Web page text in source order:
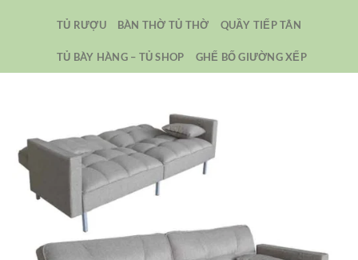
TỦ RƯỢU BÀN THỜ TỦ THỜ QUẦY TIẾP TÂN
TỦ BÀY HÀNG – TỦ SHOP GHẾ BỐ GIƯỜNG XẾP